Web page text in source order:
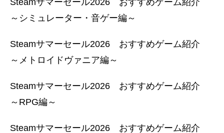
～シミュレーター・音ゲー編～
Steamサマーセール2026 おすすめゲーム紹介
～メトロイドヴァニア編～
Steamサマーセール2026 おすすめゲーム紹介
～RPG編～
Steamサマーセール2026 おすすめゲーム紹介